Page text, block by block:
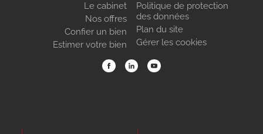
Le cabinet
Nos offres
Confier un bien
Estimer votre bien
Politique de protection
des données
Plan du site
Gérer les cookies